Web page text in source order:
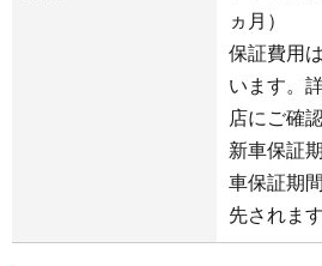
ヵ月）
保証費用
います。
店にご確
新車保証
車保証期
先されます